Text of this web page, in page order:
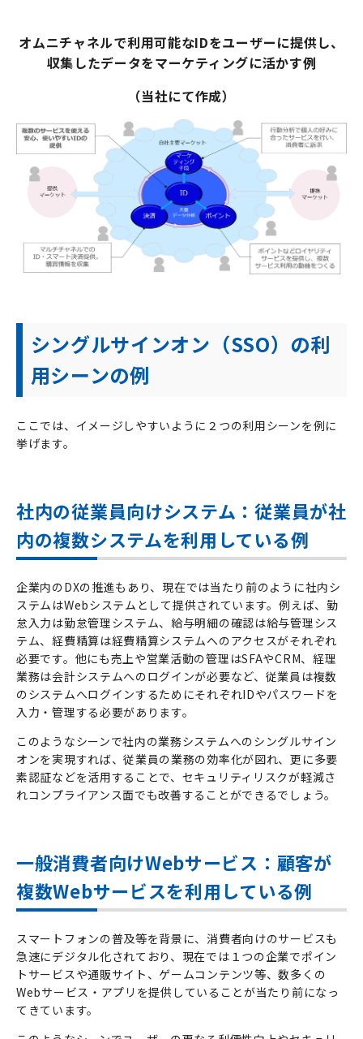
オムニチャネルで利用可能なIDをユーザーに提供し、
収集したデータをマーケティングに活かす例
（当社にて作成）
シングルサインオン（SSO）の利
用シーンの例
ここでは、イメージしやすいように２つの利用シーンを例に
挙げます。
社内の従業員向けシステム：従業員が社
内の複数システムを利用している例
企業内のDXの推進もあり、現在では当たり前のように社内シ
ステムはWebシステムとして提供されています。例えば、勤
怠入力は勤怠管理システム、給与明細の確認は給与管理シス
テム、経費精算は経費精算システムへのアクセスがそれぞれ
必要です。他にも売上や営業活動の管理はSFAやCRM、経理
業務は会計システムへのログインが必要など、従業員は複数
のシステムへログインするためにそれぞれIDやパスワードを
入力・管理する必要があります。
このようなシーンで社内の業務システムへのシングルサイン
オンを実現すれば、従業員の業務の効率化が図れ、更に多要
素認証などを活用することで、セキュリティリスクが軽減さ
れコンプライアンス面でも改善することができるでしょう。
一般消費者向けWebサービス：顧客が
複数Webサービスを利用している例
スマートフォンの普及等を背景に、消費者向けのサービスも
急速にデジタル化されており、現在では１つの企業でポイン
トサービスや通販サイト、ゲームコンテンツ等、数多くの
Webサービス・アプリを提供していることが当たり前になっ
てきています。